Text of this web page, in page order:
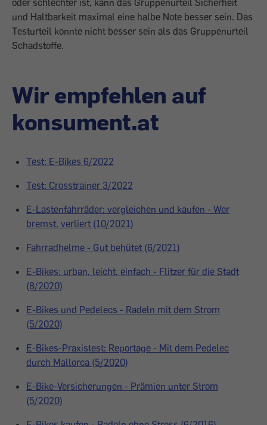
oder schlechter ist, kann das Gruppenurteil Sicherheit
und Haltbarkeit maximal eine halbe Note besser sein. Das
Testurteil konnte nicht besser sein als das Gruppenurteil
Schadstoffe.
Wir empfehlen auf
konsument.at
Test: E-Bikes 6/2022
Test: Crosstrainer 3/2022
E-Lastenfahrräder: vergleichen und kaufen - Wer
bremst, verliert (10/2021)
Fahrradhelme - Gut behütet (6/2021)
E-Bikes: urban, leicht, einfach - Flitzer für die Stadt
(8/2020)
E-Bikes und Pedelecs - Radeln mit dem Strom
(5/2020)
E-Bikes-Praxistest: Reportage - Mit dem Pedelec
durch Mallorca (5/2020)
E-Bike-Versicherungen - Prämien unter Strom
(5/2020)